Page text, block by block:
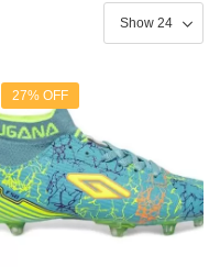
27% OFF